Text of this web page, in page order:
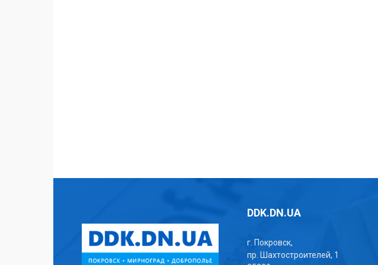
DDK.DN.UA
г. Покровск,
пр. Шахтостроителей, 1